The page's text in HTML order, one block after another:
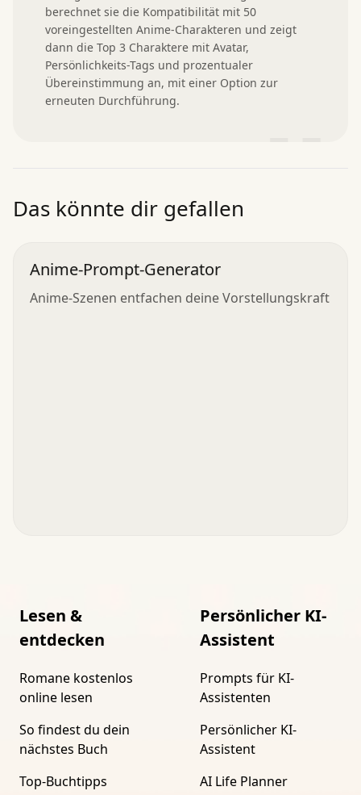
berechnet sie die Kompatibilität mit 50
voreingestellten Anime-Charakteren und zeigt
dann die Top 3 Charaktere mit Avatar,
Persönlichkeits-Tags und prozentualer
Übereinstimmung an, mit einer Option zur
erneuten Durchführung.
Das könnte dir gefallen
Anime-Prompt-Generator
Anime-Szenen entfachen deine Vorstellungskraft
Lesen &
entdecken
Romane kostenlos
online lesen
So findest du dein
nächstes Buch
Top-Buchtipps
Persönlicher KI-
Assistent
Prompts für KI-
Assistenten
Persönlicher KI-
Assistent
AI Life Planner